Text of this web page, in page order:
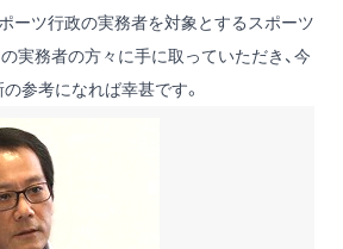
ーツ行政の実務者を対象とするスポーツ
実務者の方々に手に取っていただき、今
参考になれば幸甚です。